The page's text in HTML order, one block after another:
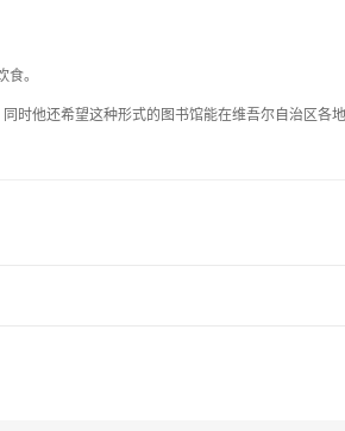
。
时他还希望这种形式的图书馆能在维吾尔自治区各